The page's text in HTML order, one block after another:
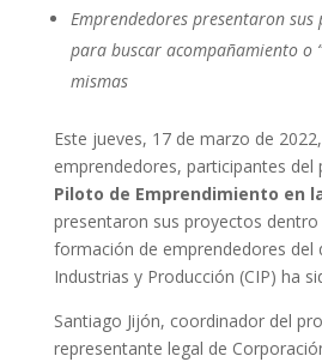
Emprendedores presentaron sus
para buscar acompañamiento o
mismas
Este jueves, 17 de marzo de
emprendedores, participantes del
Piloto de Emprendimiento en
presentaron sus proyectos
formación de emprendedores del
Industrias y Producción (CIP) ha
Santiago Jijón, coordinador del
representante legal de